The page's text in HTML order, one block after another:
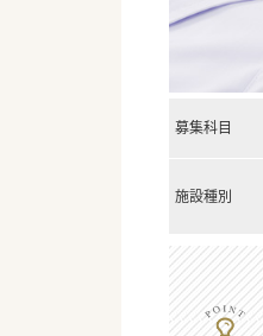
募集科目
施設種別